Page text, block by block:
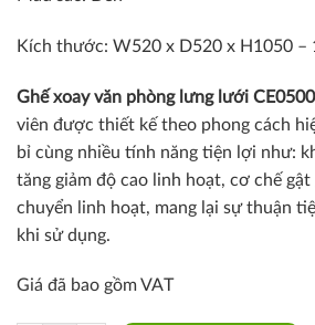
Kích thước: W520 x D520 x H1050 –
Ghế xoay văn phòng lưng lưới
viên được thiết kế theo phong cách
bỉ cùng nhiều tính năng tiện lợi như:
tăng giảm độ cao linh hoạt, cơ chế gật
chuyển linh hoạt, mang lại sự thuận
khi sử dụng.
Giá đã bao gồm VAT